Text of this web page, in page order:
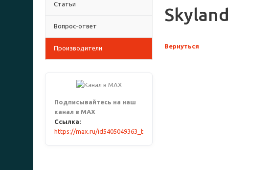
Статьи
Вопрос-ответ
Производители
Подписывайтесь на наш
канал в MAX
Ссылка:
https://max.ru/id5405049363_biz
Skyland
Вернуться